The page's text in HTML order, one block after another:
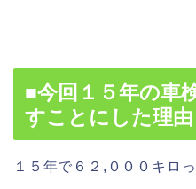
■今回１５年の車
すことにした理由
１５年で６２,０００キロ